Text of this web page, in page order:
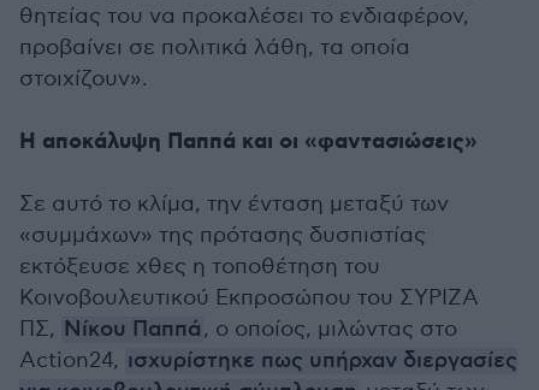
θητείας του να προκαλέσει το ενδιαφέρον,
προβαίνει σε πολιτικά λάθη, τα οποία
στοιχίζουν».
Η αποκάλυψη Παππά και οι «φαντασιώσεις»
Σε αυτό το κλίμα, την ένταση μεταξύ των
«συμμάχων» της πρότασης δυσπιστίας
εκτόξευσε χθες η τοποθέτηση του
Κοινοβουλευτικού Εκπροσώπου του ΣΥΡΙΖΑ
ΠΣ, Νίκου Παππά, ο οποίος, μιλώντας στο
Action24, ισχυρίστηκε πως υπήρχαν διεργασίες